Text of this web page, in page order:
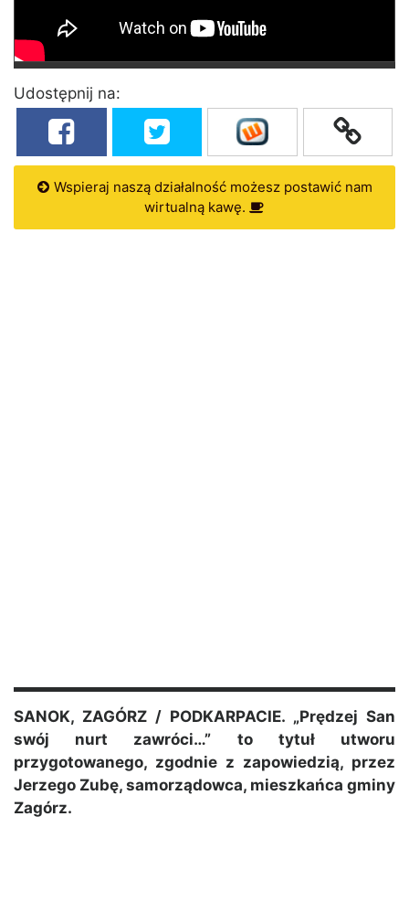
Udostępnij na:
Wspieraj naszą działalność możesz postawić nam
wirtualną kawę.
SANOK, ZAGÓRZ / PODKARPACIE. „Prędzej San
swój nurt zawróci…” to tytuł utworu
przygotowanego, zgodnie z zapowiedzią, przez
Jerzego Zubę, samorządowca, mieszkańca gminy
Zagórz.